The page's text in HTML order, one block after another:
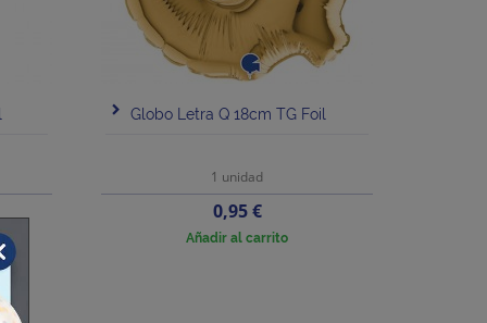
Globo Letra Q 18cm TG Foil
1 unidad
Precio
0,95 €
Añadir al carrito